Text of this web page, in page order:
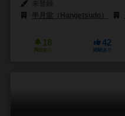
半月堂（Hangetsudo）
18
興味あり
42
経験あり